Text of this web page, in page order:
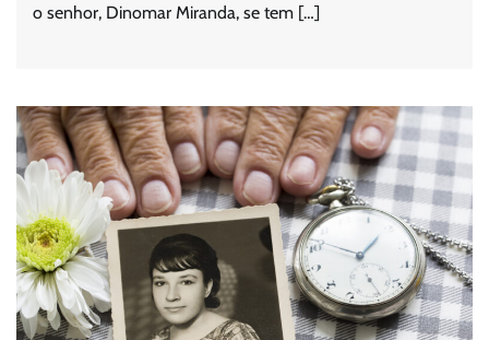
o senhor, Dinomar Miranda, se tem […]